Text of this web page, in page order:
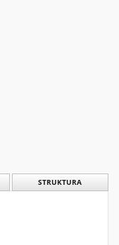
STRUKTURA